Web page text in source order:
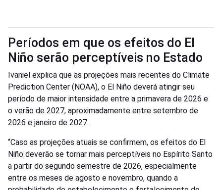
Períodos em que os efeitos do El
Niño serão perceptíveis no Estado
Ivaniel explica que as projeções mais recentes do Climate
Prediction Center (NOAA), o El Niño deverá atingir seu
período de maior intensidade entre a primavera de 2026 e
o verão de 2027, aproximadamente entre setembro de
2026 e janeiro de 2027.
“Caso as projeções atuais se confirmem, os efeitos do El
Niño deverão se tornar mais perceptíveis no Espírito Santo
a partir do segundo semestre de 2026, especialmente
entre os meses de agosto e novembro, quando a